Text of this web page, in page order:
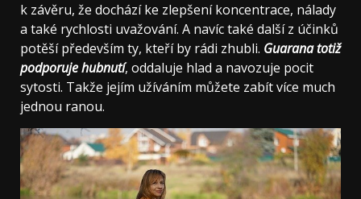
k závěru, že dochází ke zlepšení koncentrace, nálady
a také rychlosti uvažování. A navíc také další z účinků
potěší především ty, kteří by rádi zhubli. Guarana totiž
podporuje hubnutí, oddaluje hlad a navozuje pocit
sytosti. Takže jejím užíváním můžete zabít více much
jednou ranou.